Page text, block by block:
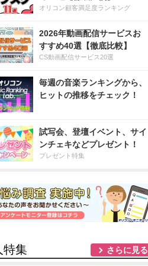
オリコン顧客満足度ランキング
2026年動画配信サービスお
すすめ40選【徹底比較】
CS動画配信サービス20選
毎週の音楽ランキングから、
ヒットの推移をチェック！
試写会、登壇イベント、サイ
ンチェキなどプレゼント！
プレゼント特集
特集 さらに見る